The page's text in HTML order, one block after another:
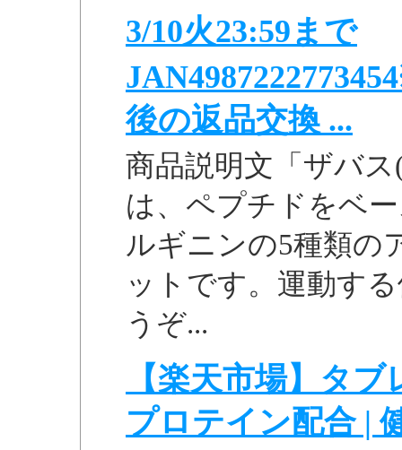
3/10火23:59まで
後の返品交換 ...
商品説明文「ザバス
は、ペプチドをベ
ルギニンの5種類の
ットです。運動す
うぞ...
【楽天市場】タ
プロテイン配合 |